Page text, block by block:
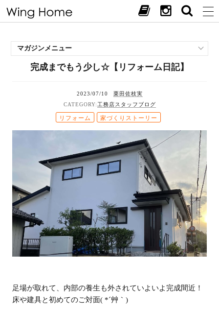
マガジンメニュー
施工事例
見学会・イベント
完成までもう少し☆【リフォーム日記】
2023/07/10
栗田佐枝実
工務店スタッフブログ
リフォーム 家づくりストーリー
足場が取れて、内部の養生も外されていよいよ完成間近！
床や建具と初めてのご対面( *´艸｀)